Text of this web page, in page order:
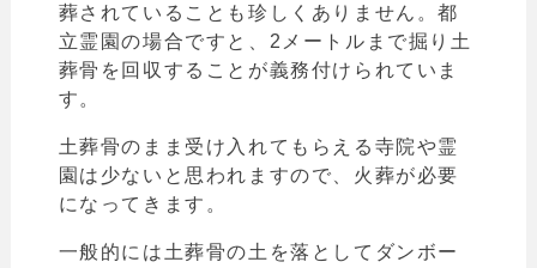
葬されていることも珍しくありません。都
立霊園の場合ですと、2メートルまで掘り土
葬骨を回収することが義務付けられていま
す。
土葬骨のまま受け入れてもらえる寺院や霊
園は少ないと思われますので、火葬が必要
になってきます。
一般的には土葬骨の土を落としてダンボー